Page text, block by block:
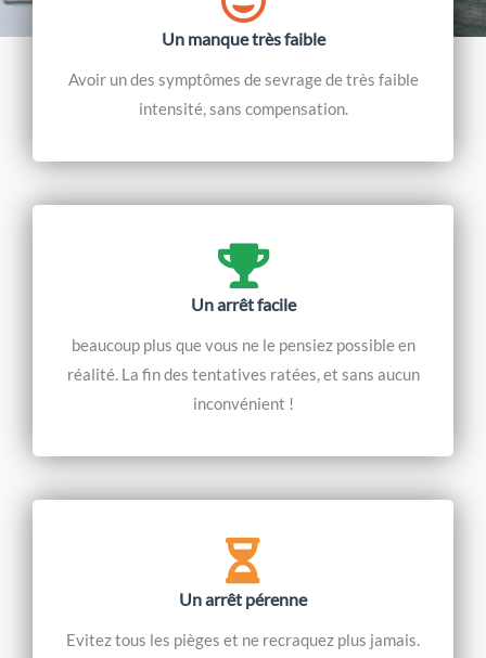
Un manque très faible
Avoir un des symptômes de sevrage de très faible
intensité, sans compensation.
Un arrêt facile
beaucoup plus que vous ne le pensiez possible en
réalité. La fin des tentatives ratées, et sans aucun
inconvénient !
Un arrêt pérenne
Evitez tous les pièges et ne recraquez plus jamais.